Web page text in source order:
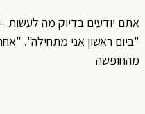
אתם יודעים בדיוק מה
"ביום ראשון אני מתחילה".
מהחופשה